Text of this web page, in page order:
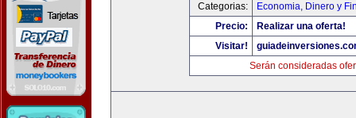
Categorias:
Economia, Dinero y
Precio:
Realizar una oferta!
Visitar!
Serán consideradas